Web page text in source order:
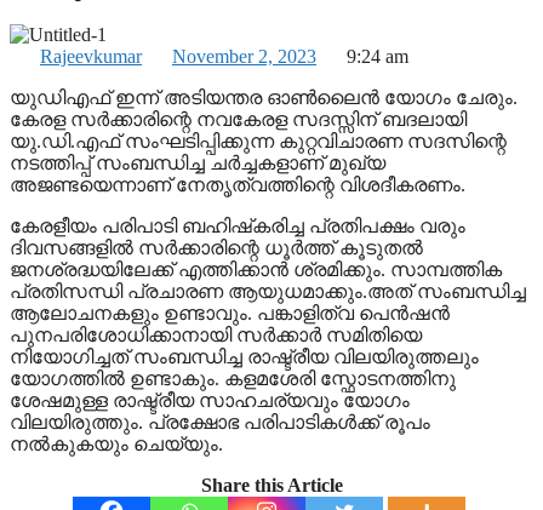
Rajeevkumar November 2, 2023
9:24 am
യുഡിഎഫ് ഇന്ന് അടിയന്തര ഓണ്‍ലൈന്‍ യോഗം ചേരും.
കേരള സര്‍ക്കാരിന്റെ നവകേരള സദസ്സിന് ബദലായി
യു.ഡി.എഫ് സംഘടിപ്പിക്കുന്ന കുറ്റവിചാരണ സദസിന്റെ
നടത്തിപ്പ് സംബന്ധിച്ച ചര്‍ച്ചകളാണ് മുഖ്യ
അജണ്ടയെന്നാണ് നേതൃത്വത്തിന്റെ വിശദീകരണം.
കേരളീയം പരിപാടി ബഹിഷ്‌കരിച്ച പ്രതിപക്ഷം വരും
ദിവസങ്ങളില്‍ സര്‍ക്കാരിന്റെ ധൂര്‍ത്ത് കൂടുതല്‍
ജനശ്രദ്ധയിലേക്ക് എത്തിക്കാന്‍ ശ്രമിക്കും. സാമ്പത്തിക
പ്രതിസന്ധി പ്രചാരണ ആയുധമാക്കും.അത് സംബന്ധിച്ച
ആലോചനകളും ഉണ്ടാവും. പങ്കാളിത്വ പെന്‍ഷന്‍
പുനപരിശോധിക്കാനായി സര്‍ക്കാര്‍ സമിതിയെ
നിയോഗിച്ചത് സംബന്ധിച്ച രാഷ്ട്രീയ വിലയിരുത്തലും
യോഗത്തില്‍ ഉണ്ടാകും. കളമശേരി സ്ഫോടനത്തിനു
ശേഷമുള്ള രാഷ്ട്രീയ സാഹചര്യവും യോഗം
വിലയിരുത്തും. പ്രക്ഷോഭ പരിപാടികള്‍ക്ക് രൂപം
നല്‍കുകയും ചെയ്യും.
Share this Article